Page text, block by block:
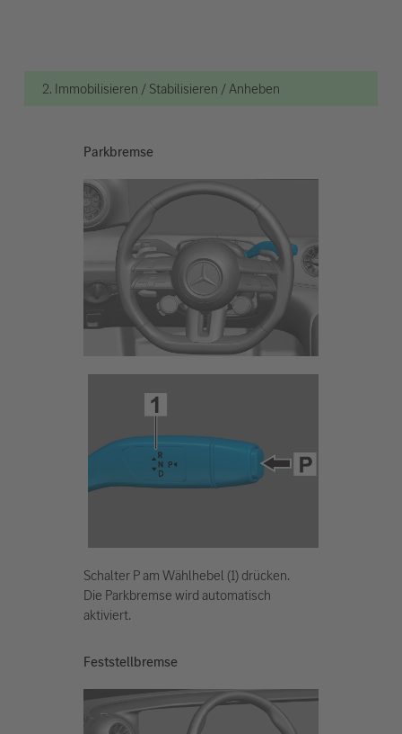
2. Immobilisieren / Stabilisieren / Anheben
Parkbremse
Schalter P am Wählhebel (1) drücken.
Die Parkbremse wird automatisch
aktiviert.
Feststellbremse